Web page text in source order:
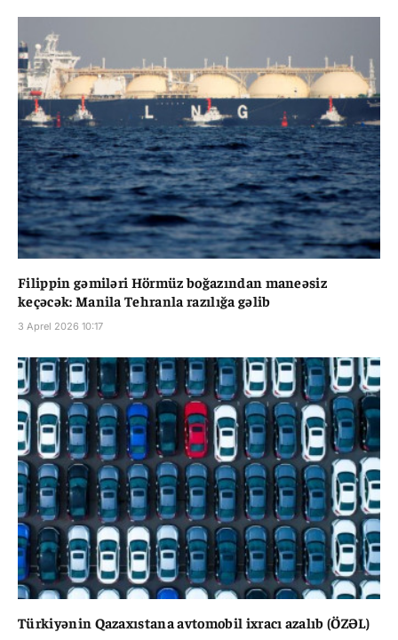
Filippin gəmiləri Hörmüz boğazından maneəsiz
keçəcək: Manila Tehranla razılığa gəlib
3 Aprel 2026 10:17
Türkiyənin Qazaxıstana avtomobil ixracı azalıb (ÖZƏL)